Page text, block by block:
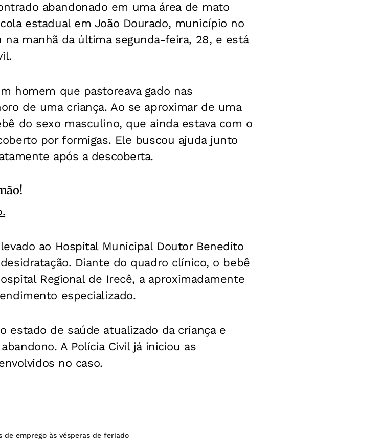
abandonado em uma área de mato
estadual em João Dourado, município no
na manhã da última segunda-feira, 28, e está
homem que pastoreava gado nas
de uma criança. Ao se aproximar de uma
do sexo masculino, que ainda estava com o
por formigas. Ele buscou ajuda junto
após a descoberta.
ao Hospital Municipal Doutor Benedito
Diante do quadro clínico, o bebê
Regional de Irecê, a aproximadamente
especializado.
estado de saúde atualizado da criança e
A Polícia Civil já iniciou as
no caso.
de emprego às vésperas de feriado